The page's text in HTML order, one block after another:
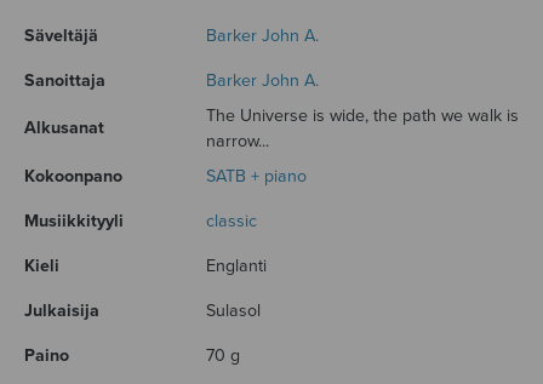
Säveltäjä Barker John A.
Sanoittaja Barker John A.
Alkusanat
The Universe is wide, the path we walk is
narrow...
Kokoonpano
SATB + piano
Musiikkityyli classic
Kieli Englanti
Julkaisija Sulasol
Paino 70 g